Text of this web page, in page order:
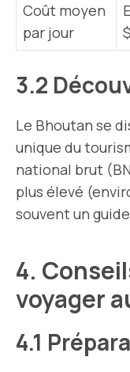
Coût moyen
par jour
$
3.2
Le Bhoutan se
unique du
national brut
plus élevé
souvent un
4.
voyager
4.1